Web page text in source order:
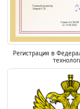
Регистрация в